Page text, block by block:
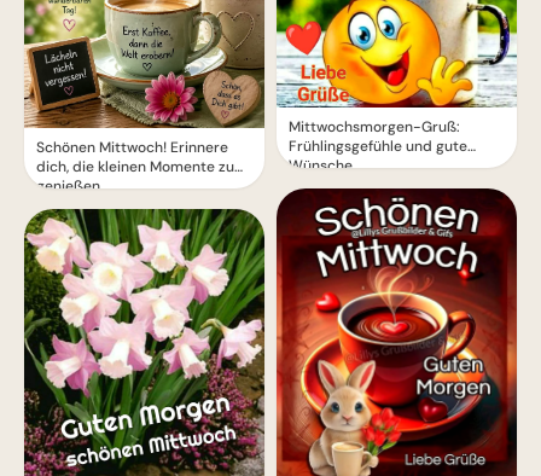
Schönen Mittwoch! Erinnere
dich, die kleinen Momente zu
genießen
Mittwochsmorgen-Gruß:
Frühlingsgefühle und gute
Wünsche